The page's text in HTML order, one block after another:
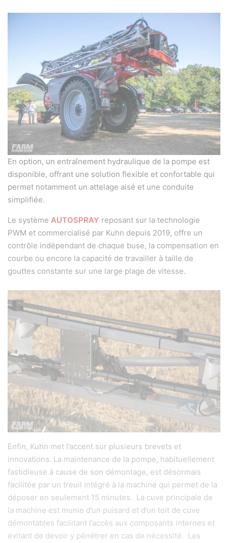
En option, un entraînement hydraulique de la pompe est
disponible, offrant une solution flexible et confortable qui
permet notamment un attelage aisé et une conduite
simplifiée.
Le système AUTOSPRAY reposant sur la technologie
PWM et commercialisé par Kuhn depuis 2019, offre un
contrôle indépendant de chaque buse, la compensation en
courbe ou encore la capacité de travailler à taille de
gouttes constante sur une large plage de vitesse.
Enfin, Kuhn met l’accent sur plusieurs brevets et
innovations. La maintenance de la pompe, habituellement
fastidieuse à cause de son démontage, est désormais
facilitée par un treuil intégré à la machine qui permet de la
déposer en seulement 15 minutes. La cuve principale de
la machine est munie d’un puisard et d’un toit de cuve
démontables facilitant l’accès aux composants internes et
évitant de devoir y pénétrer en cas de nécessité. Les